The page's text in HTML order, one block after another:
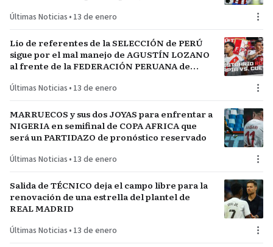
Últimas Noticias • 13 de enero
Lío de referentes de la SELECCIÓN de PERÚ
sigue por el mal manejo de AGUSTÍN LOZANO
al frente de la FEDERACIÓN PERUANA de
Últimas Noticias • 13 de enero
MARRUECOS y sus dos JOYAS para enfrentar a
NIGERIA en semifinal de COPA AFRICA que
será un PARTIDAZO de pronóstico reservado
Últimas Noticias • 13 de enero
Salida de TÉCNICO deja el campo libre para la
renovación de una estrella del plantel de
REAL MADRID
Últimas Noticias • 13 de enero